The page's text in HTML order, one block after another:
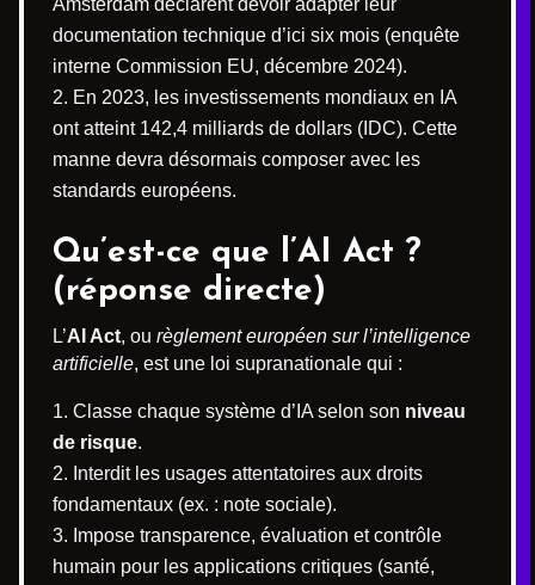
documentation technique d’ici six mois (enquête
interne Commission EU, décembre 2024).
En 2023, les investissements mondiaux en IA
ont atteint 142,4 milliards de dollars (IDC). Cette
manne devra désormais composer avec les
standards européens.
Qu’est-ce que l’AI Act ?
(réponse directe)
L’AI Act, ou règlement européen sur l’intelligence
artificielle, est une loi supranationale qui :
Classe chaque système d’IA selon son niveau
de risque.
Interdit les usages attentatoires aux droits
fondamentaux (ex. : note sociale).
Impose transparence, évaluation et contrôle
humain pour les applications critiques (santé,